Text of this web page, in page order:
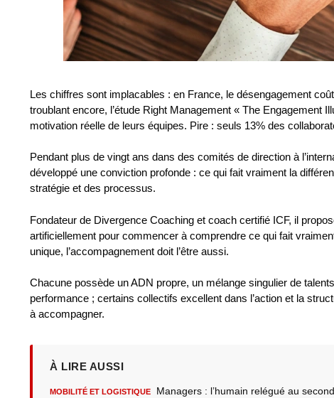
Les chiffres sont implacables : en France, le désengagement
troublant encore, l’étude Right Management « The
motivation réelle de leurs équipes. Pire : seuls 13% des
Pendant plus de vingt ans dans des comités de direction à
développé une conviction profonde : ce qui fait vraiment la
stratégie et des processus.
Fondateur de Divergence Coaching et coach certifié ICF, il
artificiellement pour commencer à comprendre ce qui fait
unique, l’accompagnement doit l’être aussi.
Chacune possède un ADN propre, un mélange singulier de
performance ; certains collectifs excellent dans l’action et la
à accompagner.
À LIRE AUSSI
MOBILITÉ ET LOGISTIQUE Managers : l’humain relégué au